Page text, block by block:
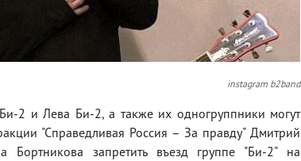
instagram b2band
2 и Лева Би-2, а также их одногруппники могут
"Справедливая Россия – За правду" Дмитрий
Бортникова запретить въезд группе "Би-2" на